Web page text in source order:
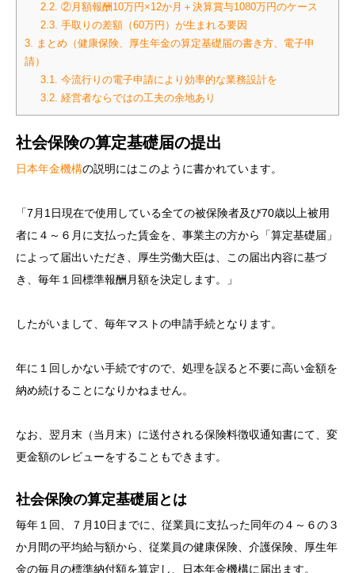
2.2. ②月額報酬10万円×12か月＋決算賞与1080万円のケース
2.3. 手取りの差額（60万円）が生まれる要因
3. まとめ（健康保険、厚生年金の算定基礎届の書き方、電子申
請）
3.1. 今流行りの電子申請により効率的な業務設計を
3.2. 経営者ならではの工夫の余地あり
社会保険の算定基礎届の提出
日本年金機構の説明にはこのように書かれています。
「7月1日現在で使用している全ての被保険者及び70歳以上被用
者に４～６月に支払った賃金を、事業主の方から「算定基礎届」
によって届出いただき、厚生労働大臣は、この届出内容に基づ
き、毎年１回標準報酬月額を決定します。」
したがいまして、毎年マストの申請手続となります。
年に１回しかない手続ですので、処理を誤ると不要に高い金額を
納め続けることになりかねません。
なお、翌月末（当月末）に送付される保険料徴収通知書にて、変
更金額のレビューをすることもできます。
社会保険の算定基礎届とは
毎年１回、７月10日までに、従業員に支払った同年の４～６の３
か月間の平均給与額から、従業員の健康保険、介護保険、厚生年
金の毎月の標準納付額を算定し、日本年金機構に届出ます。